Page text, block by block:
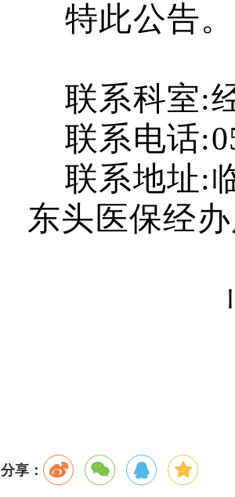
特此公告。
联系科室:
联系电话:
联系地址:
东头医保经
分享：